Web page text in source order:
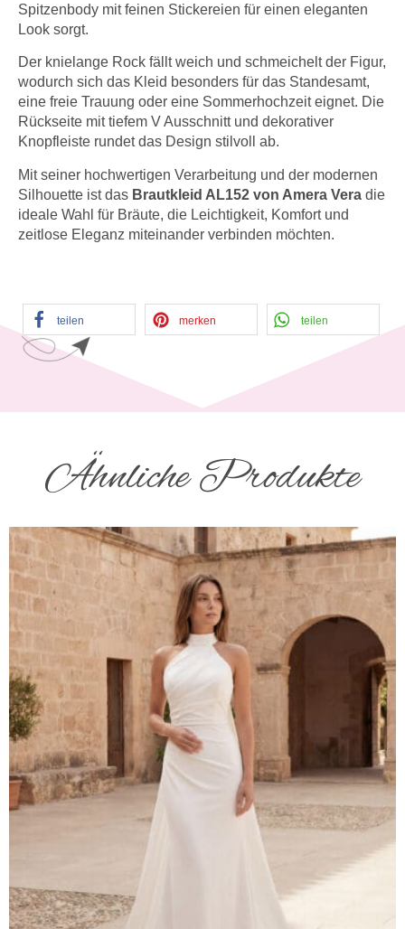
Spitzenbody mit feinen Stickereien für einen eleganten
Look sorgt.
Der knielange Rock fällt weich und schmeichelt der Figur,
wodurch sich das Kleid besonders für das Standesamt,
eine freie Trauung oder eine Sommerhochzeit eignet. Die
Rückseite mit tiefem V Ausschnitt und dekorativer
Knopfleiste rundet das Design stilvoll ab.
Mit seiner hochwertigen Verarbeitung und der modernen
Silhouette ist das Brautkleid AL152 von Amera Vera die
ideale Wahl für Bräute, die Leichtigkeit, Komfort und
zeitlose Eleganz miteinander verbinden möchten.
teilen merken teilen
Ähnliche Produkte